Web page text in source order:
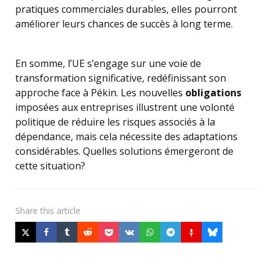
pratiques commerciales durables, elles pourront
améliorer leurs chances de succès à long terme.
En somme, l’UE s’engage sur une voie de
transformation significative, redéfinissant son
approche face à Pékin. Les nouvelles obligations
imposées aux entreprises illustrent une volonté
politique de réduire les risques associés à la
dépendance, mais cela nécessite des adaptations
considérables. Quelles solutions émergeront de
cette situation?
Share this article